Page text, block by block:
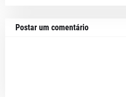
Postar um comentário